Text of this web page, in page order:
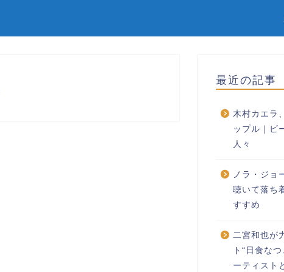
最近の記事
木村カエラ
ップル｜ビ
人々
ノラ・ジョ
聴いて落ち
すすめ
二宮和也が
ト“日食な
ーティスト